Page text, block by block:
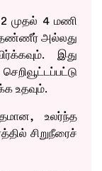
முதல் 4 மணி
தண்ணீர் அல்லது
இது
உதவும்.
உலர்ந்த
சிறுநீரைச்